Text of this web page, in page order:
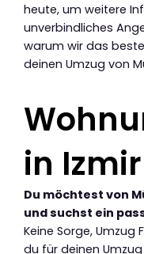
heute, um weitere
unverbindliches
warum wir das
deinen Umzug von
in Izmir
Du möchtest von
und suchst ein
Keine Sorge, Umzug
du für deinen